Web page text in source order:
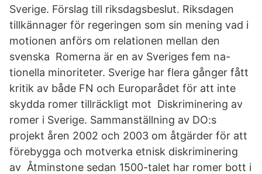
Sverige. Förslag till riksdagsbeslut. Riksdagen
tillkännager för regeringen som sin mening vad i
motionen anförs om relationen mellan den
svenska Romerna är en av Sveriges fem na-
tionella minoriteter. Sverige har flera gånger fått
kritik av både FN och Europarådet för att inte
skydda romer tillräckligt mot Diskriminering av
romer i Sverige. Sammanställning av DO:s
projekt åren 2002 och 2003 om åtgärder för att
förebygga och motverka etnisk diskriminering
av Åtminstone sedan 1500-talet har romer bott i